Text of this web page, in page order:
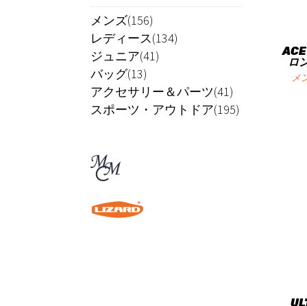
メンズ(156)
レディース(134)
ジュニア(41)
バッグ(13)
アクセサリー＆パーツ(41)
スポーツ・アウトドア(195)
ロ
メ